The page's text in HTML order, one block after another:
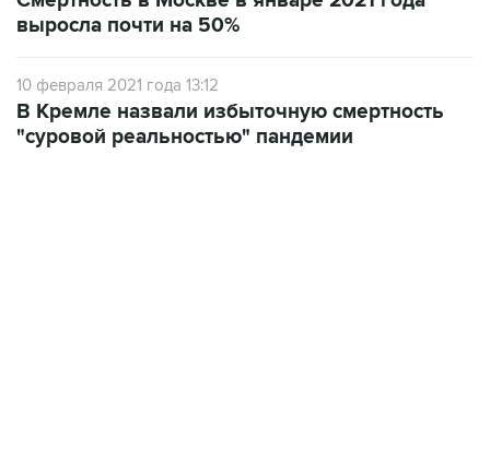
10 февраля 2021 года 13:12
"суровой реальностью" пандемии